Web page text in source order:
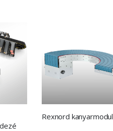
Rexnord kanyarmodul